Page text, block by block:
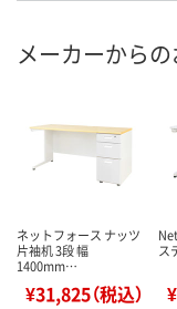
メーカーから
ネットフォース ナッツ
片袖机 3段 幅
1400mm…
¥31,825（税込）
ス